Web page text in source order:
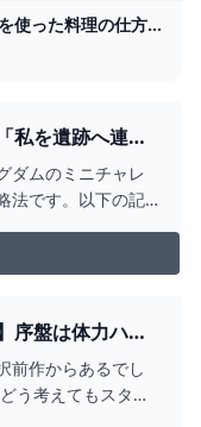
【ティアキン攻略】調理鍋を使った料理の仕方とその効果【ゼルダティアーズオブザキングダム】│KOUs gameplay guide
私を遺跡へ連れ
YOUTUBE
ダムのミニチャレ
法です。以下の記
12178
序盤は体力ハー
ぐ死ぬ。 – ゲ
前作からあるでし
う考えてもスタミ